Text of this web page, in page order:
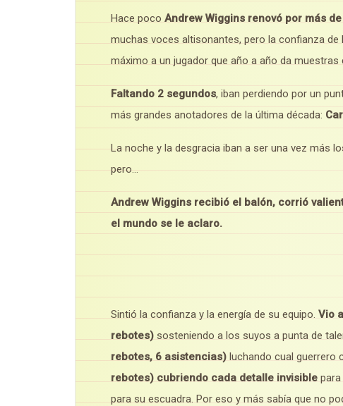
Hace poco Andrew Wiggins renovó por más
muchas voces altisonantes, pero la confianza
máximo a un jugador que año a año da
Faltando 2 segundos, iban perdiendo por un
más grandes anotadores de la última década:
La noche y la desgracia iban a ser una vez más
pero…
Andrew Wiggins recibió el balón, corrió
el mundo se le aclaro.
Sintió la confianza y la energía de su equipo. Vio
rebotes) sosteniendo a los suyos a punta de
rebotes, 6 asistencias) luchando cual guerrero
rebotes) cubriendo cada detalle invisible
para su escuadra. Por eso y más sabía que no